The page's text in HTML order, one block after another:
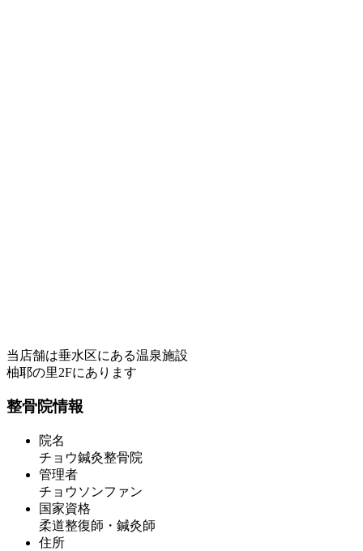
当店舗は垂水区にある温泉施設
柚耶の里2Fにあります
整骨院情報
院名
チョウ鍼灸整骨院
管理者
チョウソンファン
国家資格
柔道整復師・鍼灸師
住所